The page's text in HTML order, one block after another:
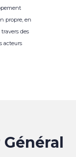
propre, en
des
acteurs